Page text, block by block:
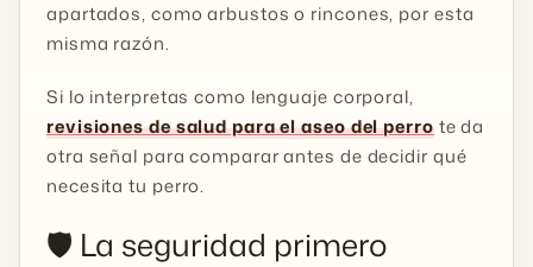
apartados, como arbustos o rincones, por esta
misma razón.
Si lo interpretas como lenguaje corporal,
revisiones de salud para el aseo del perro te da
otra señal para comparar antes de decidir qué
necesita tu perro.
🛡️ La seguridad primero